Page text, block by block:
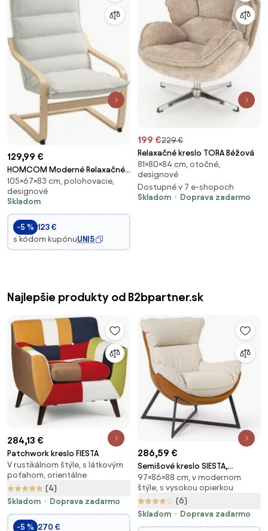
129,99 €
HOMCOM Moderné Relaxačné
Kreslo do Spálne s Zakrivenými
Rukoväťami, Vankúšmi,
Zamatové Relaxačné Kreslo - 67
x 83 x 105 cm, Krémová | Aosom
105×67×83 cm, polohovacie,
designové
Skladom
-5 % 123 €
s kódom kupónuUNI5
199 €229 €
Relaxačné kreslo TORA Béžová
81×80×84 cm, otočné,
designové
Dostupné v 7 e-shopoch
Skladom
Doprava zadarmo
Najlepšie produkty od B2bpartner.sk
284,13 €
Patchwork kreslo FIESTA
V rustikálnom štýle, s látkovým
poťahom, orientálne
(4)
Skladom
Doprava zadarmo
-5 % 270 €
286,59 €
Semišové kreslo SIESTA,
hnedá/biela
97×86×88 cm, v modernom
štýle, s vysokou opierkou
(6)
Skladom
Doprava zadarmo